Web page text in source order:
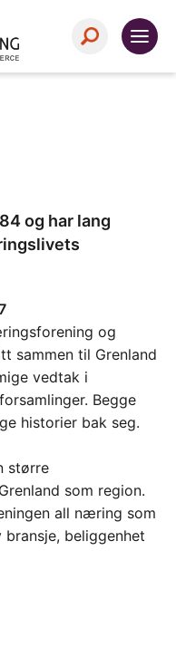
og har lang
og
sammen til Grenland
vedtak i
Begge
historier bak seg.
større
som region.
all næring som
beliggenhet